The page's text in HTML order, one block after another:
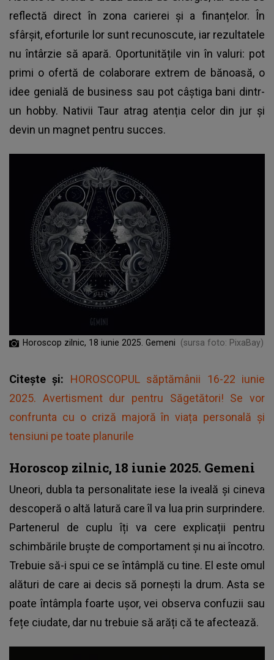
reflectă direct în zona carierei și a finanțelor. În
sfârșit, eforturile lor sunt recunoscute, iar rezultatele
nu întârzie să apară. Oportunitățile vin în valuri: pot
primi o ofertă de colaborare extrem de bănoasă, o
idee genială de business sau pot câștiga bani dintr-
un hobby. Nativii Taur atrag atenția celor din jur și
devin un magnet pentru succes.
Horoscop zilnic, 18 iunie 2025. Gemeni (sursa foto: PixaBay)
Citește și: HOROSCOPUL săptămânii 16-22 iunie
2025. Avertisment dur pentru Săgetători! Se vor
confrunta cu o criză majoră în viața personală și
tensiuni pe toate planurile
Horoscop zilnic, 18 iunie 2025. Gemeni
Uneori, dubla ta personalitate iese la iveală și cineva
descoperă o altă latură care îl va lua prin surprindere.
Partenerul de cuplu îți va cere explicații pentru
schimbările bruște de comportament și nu ai încotro.
Trebuie să-i spui ce se întâmplă cu tine. El este omul
alături de care ai decis să pornești la drum. Asta se
poate întâmpla foarte ușor, vei observa confuzii sau
fețe ciudate, dar nu trebuie să arăți că te afectează.